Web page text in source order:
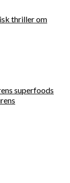
thriller om
superfoods